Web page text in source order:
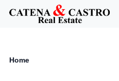
Skip to main content
Home